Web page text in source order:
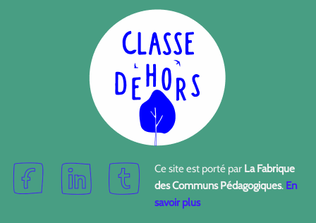
Ce site est porté par La Fabrique
des Communs Pédagogiques. En
savoir plus